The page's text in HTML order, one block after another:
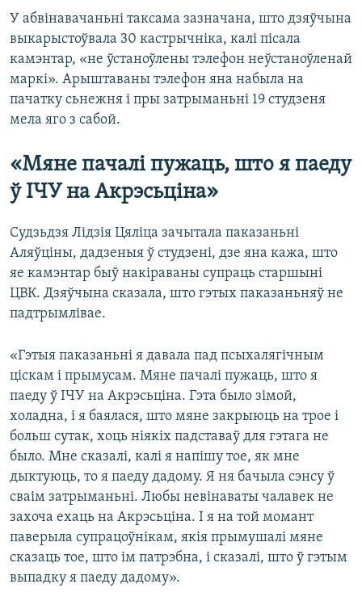
У абвінавачаньні таксама зазначана, што дзяўчына
выкарыстоўвала 30 кастрычніка, калі пісала
камэнтар, «не ўстаноўлены тэлефон неўстаноўленай
маркі». Арыштаваны тэлефон яна набыла на
пачатку сьнежня і пры затрыманьні 19 студзеня
мела яго з сабой.
«Мяне пачалі пужаць, што я паеду
ў ІЧУ на Акрэсьціна»
Судзьдзя Лідзія Цяліца зачытала паказаньні
Аляўціны, дадзеныя ў студзені, дзе яна кажа, што
яе камэнтар быў накіраваны супраць старшыні
ЦВК. Дзяўчына сказала, што гэтых паказаньняў не
падтрымлівае.
«Гэтыя паказаньні я давала пад псыхалягічным
ціскам і прымусам. Мяне пачалі пужаць, што я
паеду ў ІЧУ на Акрэсьціна. Гэта было зімой,
холадна, і я баялася, што мяне закрыюць на трое і
больш сутак, хоць ніякіх падставаў для гэтага не
было. Мне сказалі, калі я напішу тое, як мне
дыктуюць, то я паеду дадому. Я ня бачыла сэнсу ў
сваім затрыманьні. Любы невінаваты чалавек не
захоча ехаць на Акрэсьціна. І я на той момант
паверыла супрацоўнікам, якія прымушалі мяне
сказаць тое, што ім патрэбна, і сказалі, што ў гэтым
выпадку я паеду дадому».